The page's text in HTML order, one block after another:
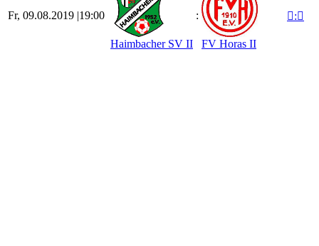
Fr, 09.08.2019 |19:00
Haimbacher SV II
:
FV Horas II
: